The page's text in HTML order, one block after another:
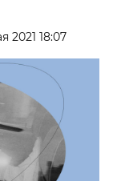
2021 18:07